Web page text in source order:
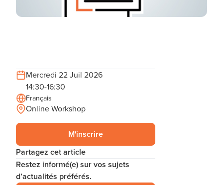
Mercredi 22 Juil 2026
14:30-16:30
Français
Online Workshop
M'inscrire
Partagez cet article
Restez informé(e) sur vos sujets
d’actualités préférés.